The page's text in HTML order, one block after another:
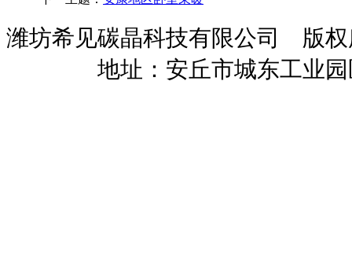
潍坊希见碳晶科技有限公司
地址：安丘市城东工业